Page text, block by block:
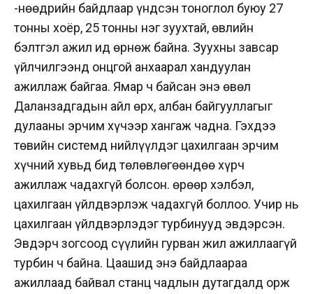
-Өнөөдрийн байдлаар үндсэн тоноглол буюу 27
тонны хоёр, 25 тонны нэг зуухтай, өвлийн
бэлтгэл ажил ид өрнөж байна. Зуухны завсар
үйлчилгээнд онцгой анхаарал хандуулан
ажиллаж байгаа. Ямар ч байсан энэ өвөл
Даланзадгадын айл өрх, албан байгууллагыг
дулааны эрчим хүчээр хангаж чадна. Гэхдээ
төвийн системд нийлүүлдэг цахилгаан эрчим
хүчний хувьд бид төлөвлөгөөндөө хүрч
ажиллаж чадахгүй болсон. Өөрөөр хэлбэл,
цахилгаан үйлдвэрлэж чадахгүй боллоо. Учир нь
цахилгаан үйлдвэрлэдэг турбинууд эвдэрсэн.
Эвдэрч зогсоод сүүлийн гурван жил ажиллаагүй
турбин ч байна. Цаашид энэ байдлаараа
ажиллаад байвал станц чадлын дутагдалд орж